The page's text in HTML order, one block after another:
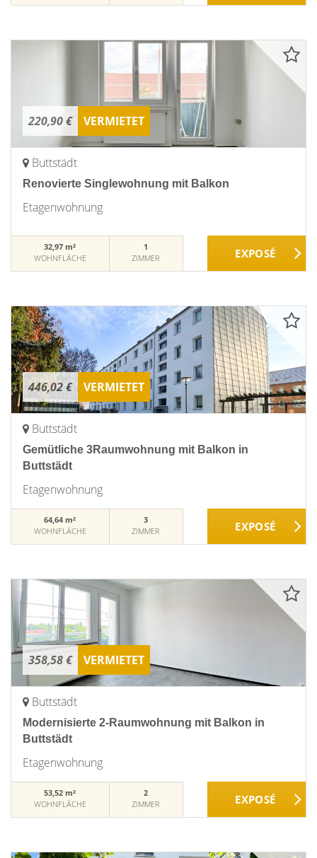
220,90 € VERMIETET
Buttstädt
Renovierte Singlewohnung mit Balkon
Etagenwohnung
32,97 m²
WOHNFLÄCHE
1
ZIMMER
446,02 € VERMIETET
Buttstädt
Gemütliche 3Raumwohnung mit Balkon in
Buttstädt
Etagenwohnung
64,64 m²
WOHNFLÄCHE
3
ZIMMER
358,58 € VERMIETET
Buttstädt
Modernisierte 2-Raumwohnung mit Balkon in
Buttstädt
Etagenwohnung
53,52 m²
WOHNFLÄCHE
2
ZIMMER